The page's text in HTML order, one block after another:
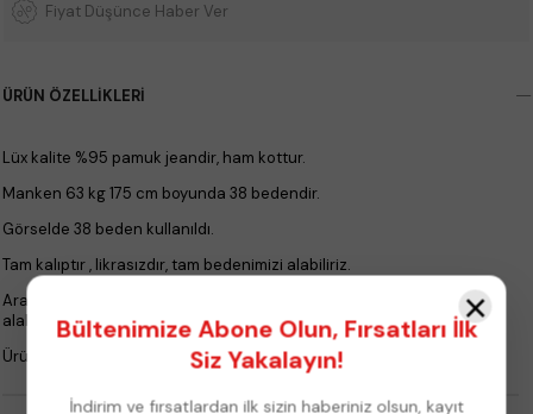
Fiyat Düşünce Haber Ver
ÜRÜN ÖZELLIKLERI
Lüx kalite %95 pamuk jeandir, ham kottur.
Manken 63 kg 175 cm boyunda 38 bedendir.
Görselde 38 beden kullanıldı.
Tam kalıptır , likrasızdır, tam bedenimizi alabiliriz.
Ara bedenler kalça basen ve göbek durumuna göre 1 beden büyük
alabilirler.
Ürün boyu 46 cm dir.
×
Bültenimize Abone Olun, Fırsatları İlk
Siz Yakalayın!
İndirim ve fırsatlardan ilk sizin haberiniz olsun, kayıt